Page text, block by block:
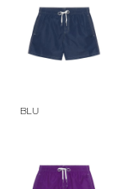
BLU